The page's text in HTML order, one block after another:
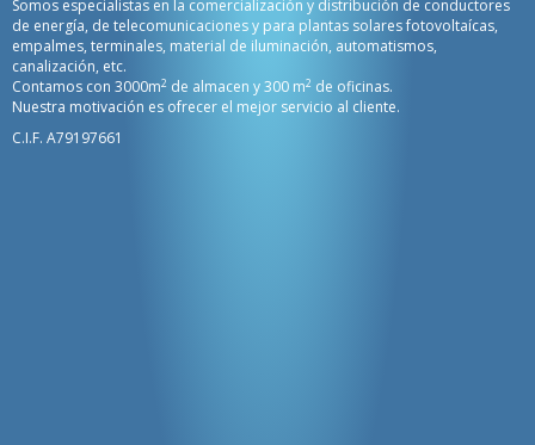
Somos especialistas en la comercialización y distribución de conductores
de energía, de telecomunicaciones y para plantas solares fotovoltaícas,
empalmes, terminales, material de iluminación, automatismos,
canalización, etc.
Contamos con 3000m2 de almacen y 300 m2 de oficinas.
Nuestra motivación es ofrecer el mejor servicio al cliente.
C.I.F. A79197661